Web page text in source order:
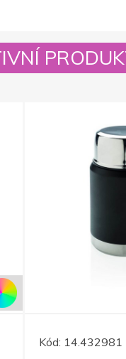
Kód: 14.432981